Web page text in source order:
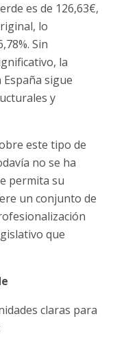
es de 126,63€,
lo
Sin
la
sigue
y
este tipo de
no se ha
permita su
un conjunto de
que
claras para